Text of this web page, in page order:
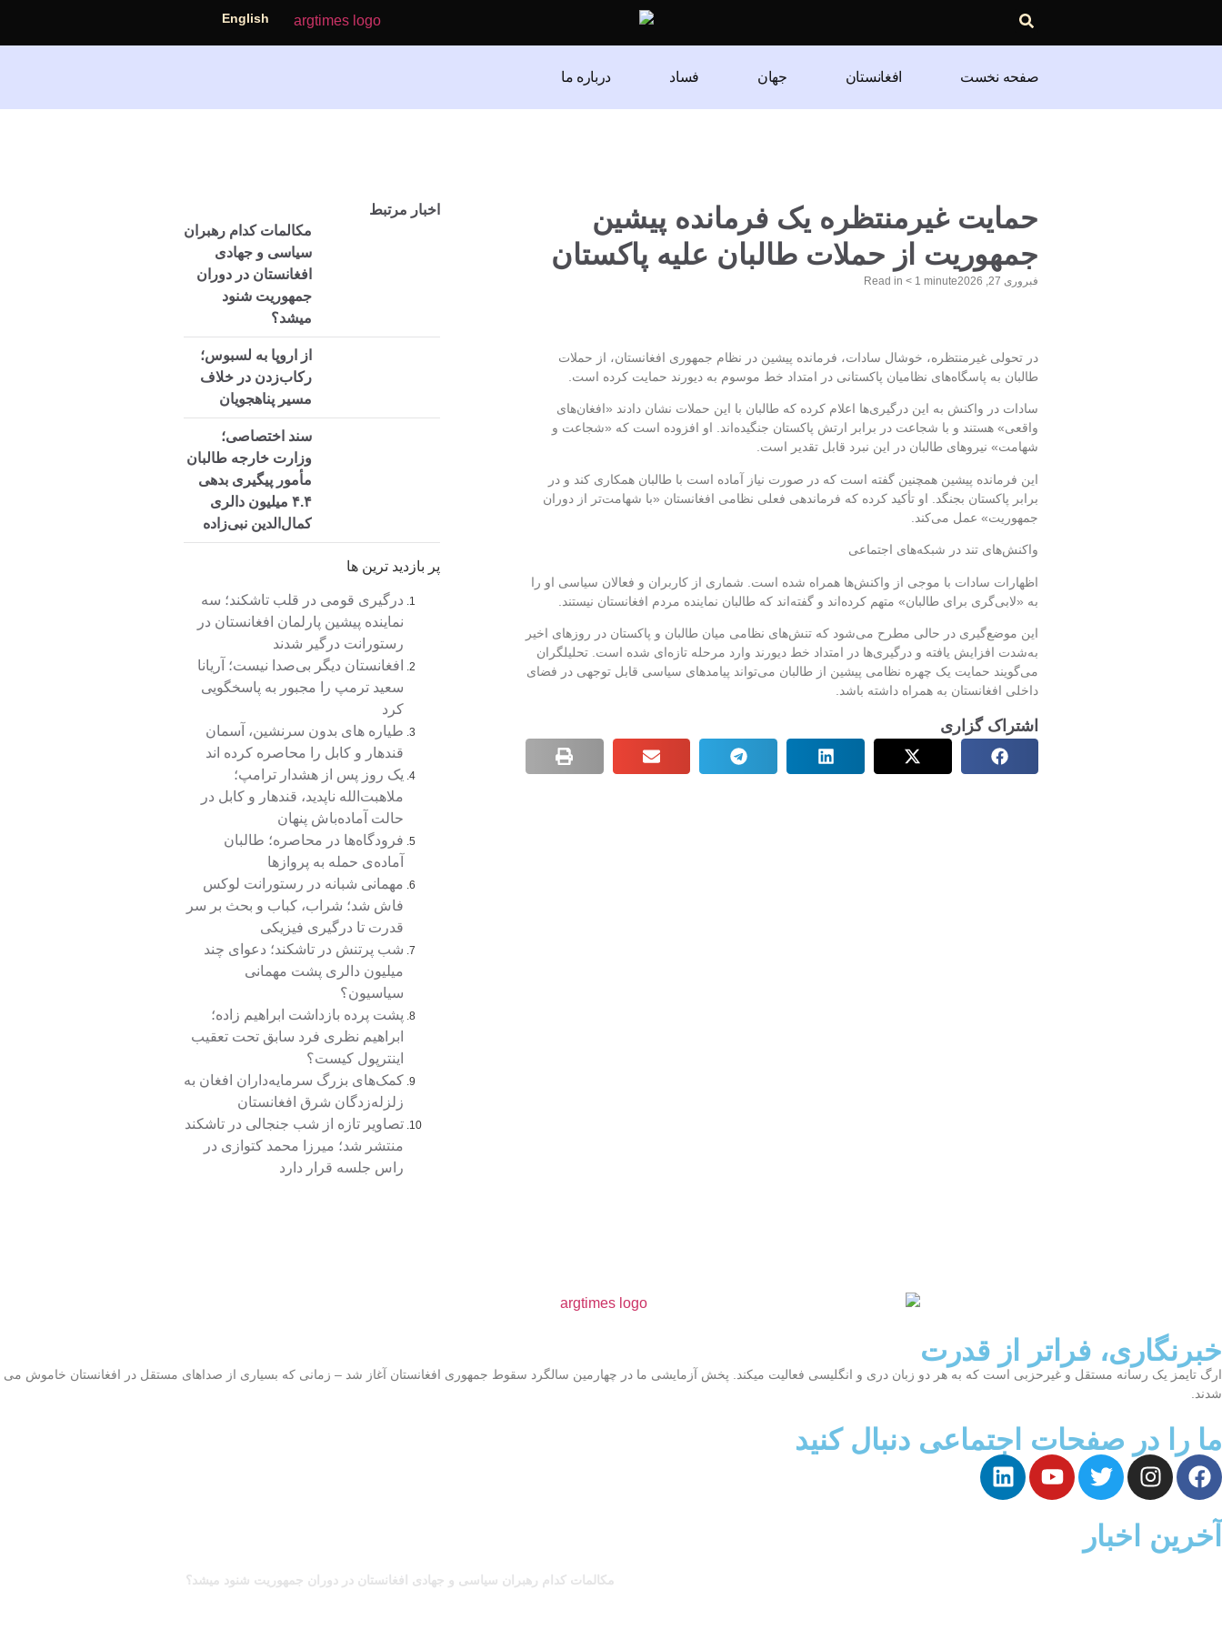
English
صفحه نخست افغانستان جهان فساد درباره ما
حمایت غیرمنتظره یک فرمانده پیشین
جمهوریت از حملات طالبان علیه پاکستان
فبروری 27, 2026 Read in< 1 minute
در تحولی غیرمنتظره، خوشال سادات، فرمانده پیشین در نظام جمهوری افغانستان، از حملات
طالبان به پاسگاه‌های نظامیان پاکستانی در امتداد خط موسوم به دیورند حمایت کرده است.
سادات در واکنش به این درگیری‌ها اعلام کرده که طالبان با این حملات نشان دادند «افغان‌های
واقعی» هستند و با شجاعت در برابر ارتش پاکستان جنگیده‌اند. او افزوده است که «شجاعت و
شهامت» نیروهای طالبان در این نبرد قابل تقدیر است.
این فرمانده پیشین همچنین گفته است که در صورت نیاز آماده است با طالبان همکاری کند و در
برابر پاکستان بجنگد. او تأکید کرده که فرماندهی فعلی نظامی افغانستان «با شهامت‌تر از دوران
جمهوریت» عمل می‌کند.
واکنش‌های تند در شبکه‌های اجتماعی
اظهارات سادات با موجی از واکنش‌ها همراه شده است. شماری از کاربران و فعالان سیاسی او را
به «لابی‌گری برای طالبان» متهم کرده‌اند و گفته‌اند که طالبان نماینده مردم افغانستان نیستند.
این موضع‌گیری در حالی مطرح می‌شود که تنش‌های نظامی میان طالبان و پاکستان در روزهای اخیر
به‌شدت افزایش یافته و درگیری‌ها در امتداد خط دیورند وارد مرحله تازه‌ای شده است. تحلیلگران
می‌گویند حمایت یک چهره نظامی پیشین از طالبان می‌تواند پیامدهای سیاسی قابل توجهی در فضای
داخلی افغانستان به همراه داشته باشد.
اشتراک گزاری
اخبار مرتبط
مکالمات کدام رهبران
سیاسی و جهادی
افغانستان در دوران
جمهوریت شنود
میشد؟
از اروپا به لسبوس؛
رکاب‌زدن در خلاف
مسیر پناهجویان
سند اختصاصی؛
وزارت خارجه طالبان
مأمور پیگیری بدهی
۴.۴ میلیون دالری
کمال‌الدین نبی‌زاده
شد
پر بازدید ترین ها
درگیری قومی در قلب تاشکند؛ سه
نماینده پیشین پارلمان افغانستان در
رستورانت درگیر شدند
افغانستان دیگر بی‌صدا نیست؛ آریانا
سعید ترمپ را مجبور به پاسخگویی
کرد
طیاره های بدون سرنشین، آسمان
قندهار و کابل را محاصره کرده اند
یک روز پس از هشدار ترامپ؛
ملاهبت‌الله ناپدید، قندهار و کابل در
حالت آماده‌باش پنهان
فرودگاه‌ها در محاصره؛ طالبان
آماده‌ی حمله به پروازها
مهمانی شبانه در رستورانت لوکس
فاش شد؛ شراب، کباب و بحث بر سر
قدرت تا درگیری فیزیکی
شب پرتنش در تاشکند؛ دعوای چند
میلیون دالری پشت مهمانی
سیاسیون؟
پشت پرده بازداشت ابراهیم زاده؛
ابراهیم نظری فرد سابق تحت تعقیب
اینترپول کیست؟
کمک‌های بزرگ سرمایه‌داران افغان به
زلزله‌زدگان شرق افغانستان
تصاویر تازه از شب جنجالی در تاشکند
منتشر شد؛ میرزا محمد کتوازی در
راس جلسه قرار دارد
خبرنگاری، فراتر از قدرت
ارگ تایمز یک رسانه مستقل و غیرحزبی است که به هر دو زبان دری و انگلیسی فعالیت میکند. پخش آزمایشی ما در چهارمین سالگرد سقوط جمهوری افغانستان آغاز شد – زمانی که بسیاری از صداهای مستقل در افغانستان خاموش می
شدند.
ما را در صفحات اجتماعی دنبال کنید
آخرین اخبار
مکالمات کدام رهبران سیاسی و جهادی افغانستان در دوران جمهوریت شنود میشد؟